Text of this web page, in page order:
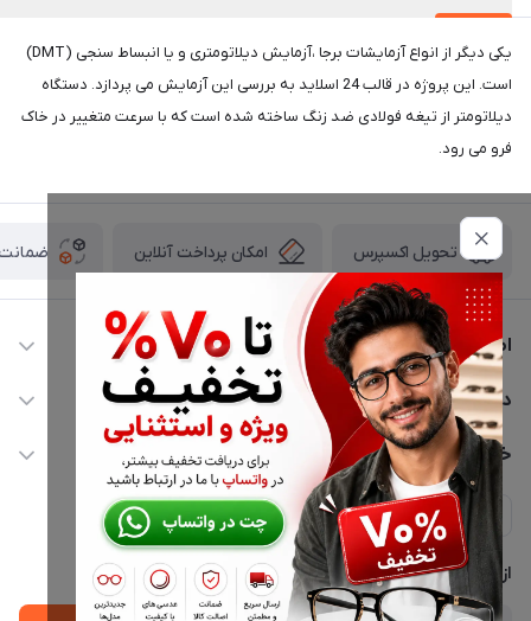
یکی دیگر از انواع آزمایشات برجا ،آزمایش دیلاتومتری و یا انبساط سنجی (DMT)
است. این پروژه در قالب 24 اسلاید به بررسی این آزمایش می پردازد. دستگاه
دیلاتومتر از تیغه فولادی ضد زنگ ساخته شده است که با سرعت متغییر در خاک
فرو می رود.
تحویل اکسپرس امکان پرداخت آنلاین ضمانت
اطلاعات تماس
02177116909
info@civiliha.com
ارسال فوری در تهران + ارسال به سراسر کشور
دسترسی سریع
حساب کاربری
مجله فروشگاه
لیست محصولات
درباره ما
خدمات مشتریان
حریم خصوصی
پشتیبانی واتساپ 09397003162
از جدید‌ترین تخفیف‌ها با‌ خبر شوید